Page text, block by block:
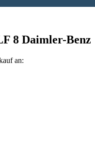
8 Daimler-Benz
an: